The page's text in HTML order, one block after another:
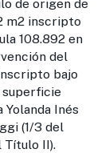
de origen de
m2 inscripto
108.892 en
del
bajo
superficie
Inés
(1/3 del
Título II).